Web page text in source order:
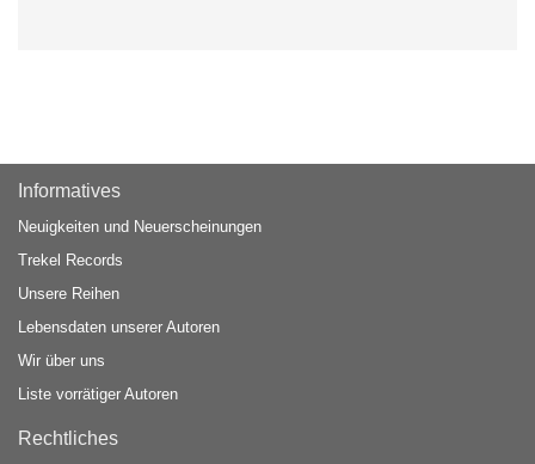
Informatives
Neuigkeiten und Neuerscheinungen
Trekel Records
Unsere Reihen
Lebensdaten unserer Autoren
Wir über uns
Liste vorrätiger Autoren
Rechtliches